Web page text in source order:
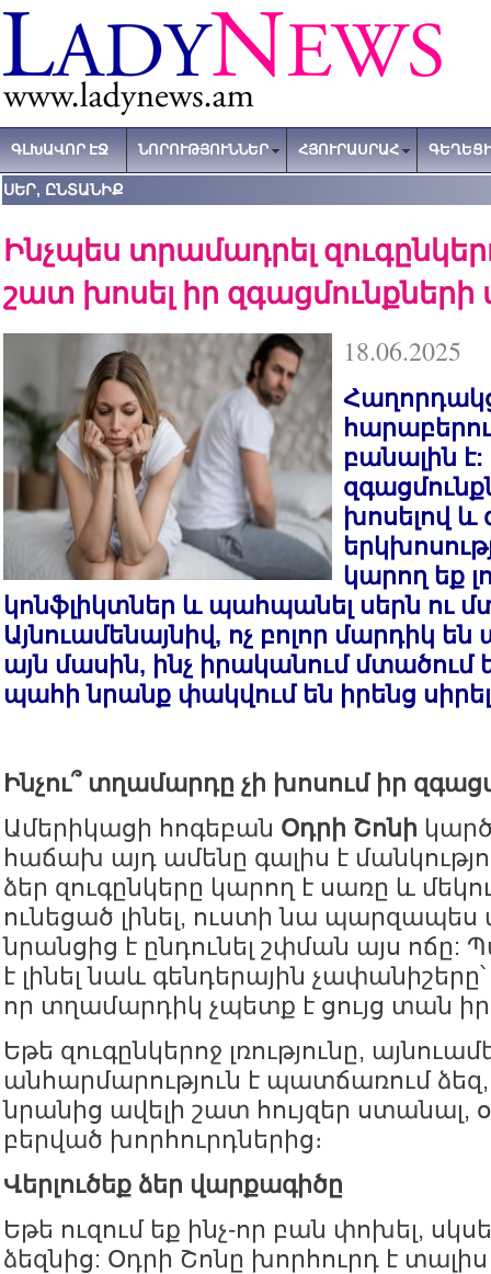
ԳԼԽԱՎՈՐ ԷՋ ՆՈՐՈՒԹՅՈՒՆՆԵՐ ՀՅՈՒՐԱՍՐԱՀ
ՍԵՐ, ԸՆՏԱՆԻՔ
Ինչպես տրամադրել
շատ խոսել իր զգացմունքների
18.06.2025
բանալին է:
խոսելով և
կարող եք
կոնֆլիկտներ և պահպանել սերն ու
Այնուամենայնիվ, ոչ բոլոր մարդիկ
այն մասին, ինչ իրականում մտածում
պահի նրանք փակվում են իրենց
Ինչու՞ տղամարդը չի խոսում իր
Ամերիկացի հոգեբան Օդրի Շոնի
հաճախ այդ ամենը գալիս է
ձեր զուգընկերը կարող է սառը և
ունեցած լինել, ուստի նա
նրանցից է ընդունել շփման այս
է լինել նաև գենդերային
որ տղամարդիկ չպետք է ցույց տան
Եթե զուգընկերոջ լռությունը,
անհարմարություն է պատճառում
նրանից ավելի շատ հույզեր ստանալ,
բերված խորհուրդներից։
Վերլուծեք ձեր վարքագիծը
Եթե ուզում եք ինչ-որ բան փոխել,
ձեզնից: Օդրի Շոնը խորհուրդ է տալիս